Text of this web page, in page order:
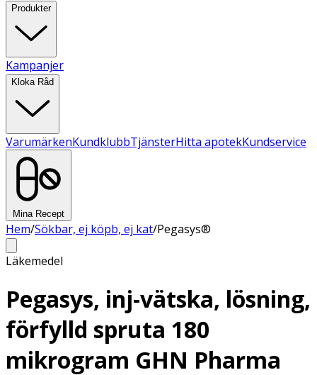
Produkter
Kampanjer
Kloka Råd
VarumärkenKundklubbTjänsterHitta apotekKundservice
Mina Recept
Hem/Sökbar, ej köpb, ej kat/Pegasys®
Läkemedel
Pegasys, inj-vätska, lösning,
förfylld spruta 180
mikrogram GHN Pharma